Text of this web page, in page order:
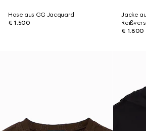
Hose aus GG Jacquard
€ 1.500
Jacke
€ 1.800